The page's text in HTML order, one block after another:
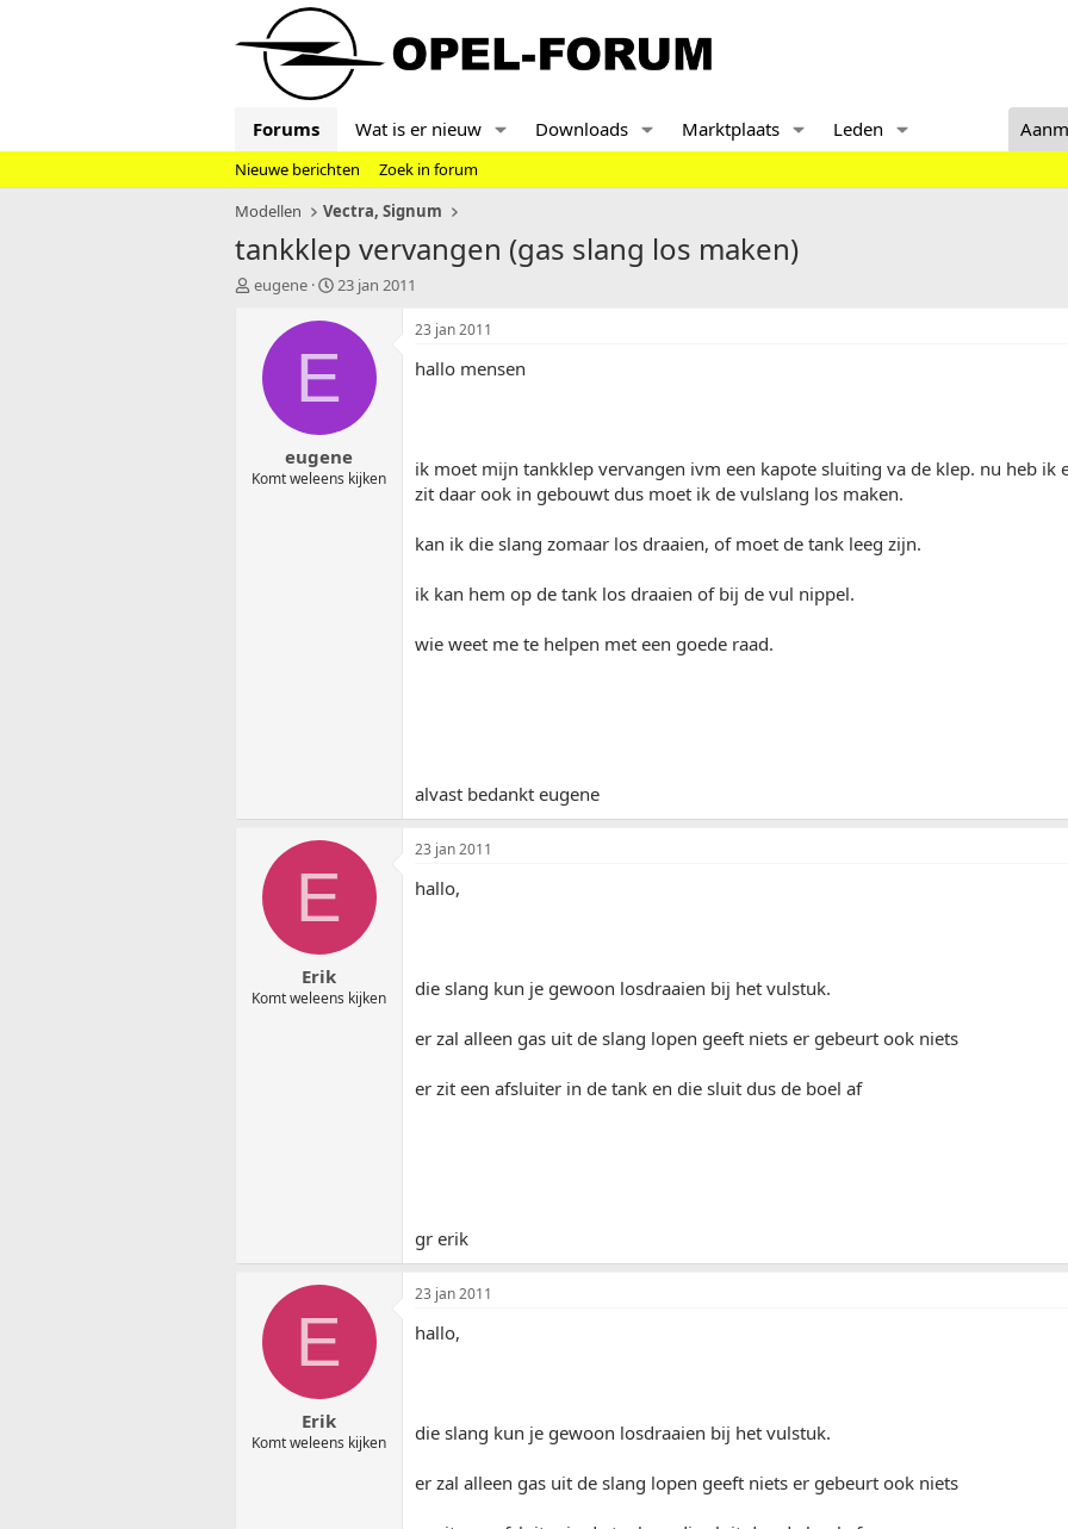
Forums Wat is er nieuw Downloads Marktplaats Leden
Nieuwe berichten
Zoek in forum
Modellen
Vectra, Signum
tankklep vervangen (gas slang los maken)
T
t
eugene
S
a
d
t
u
m
23 jan 2011
E
eugene
Komt weleens kijken
23 jan 2011
hallo mensen
ik moet mijn tankklep vervangen ivm een kapote sluiting va de klep. nu heb ik
zit daar ook in gebouwt dus moet ik de vulslang los maken.
kan ik die slang zomaar los draaien, of moet de tank leeg zijn.
ik kan hem op de tank los draaien of bij de vul nippel.
wie weet me te helpen met een goede raad.
alvast bedankt eugene
E
Erik
Komt weleens kijken
23 jan 2011
hallo,
die slang kun je gewoon losdraaien bij het vulstuk.
er zal alleen gas uit de slang lopen geeft niets er gebeurt ook niets
er zit een afsluiter in de tank en die sluit dus de boel af
gr erik
E
Erik
Komt weleens kijken
23 jan 2011
hallo,
die slang kun je gewoon losdraaien bij het vulstuk.
er zal alleen gas uit de slang lopen geeft niets er gebeurt ook niets